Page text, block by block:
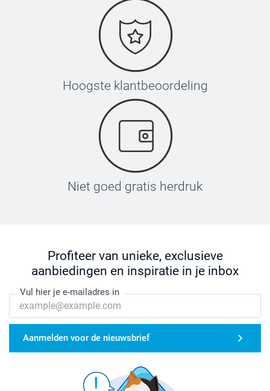
Hoogste klantbeoordeling
Niet goed gratis herdruk
Profiteer van unieke, exclusieve
aanbiedingen en inspiratie in je inbox
Vul hier je e-mailadres in
Aanmelden voor de nieuwsbrief